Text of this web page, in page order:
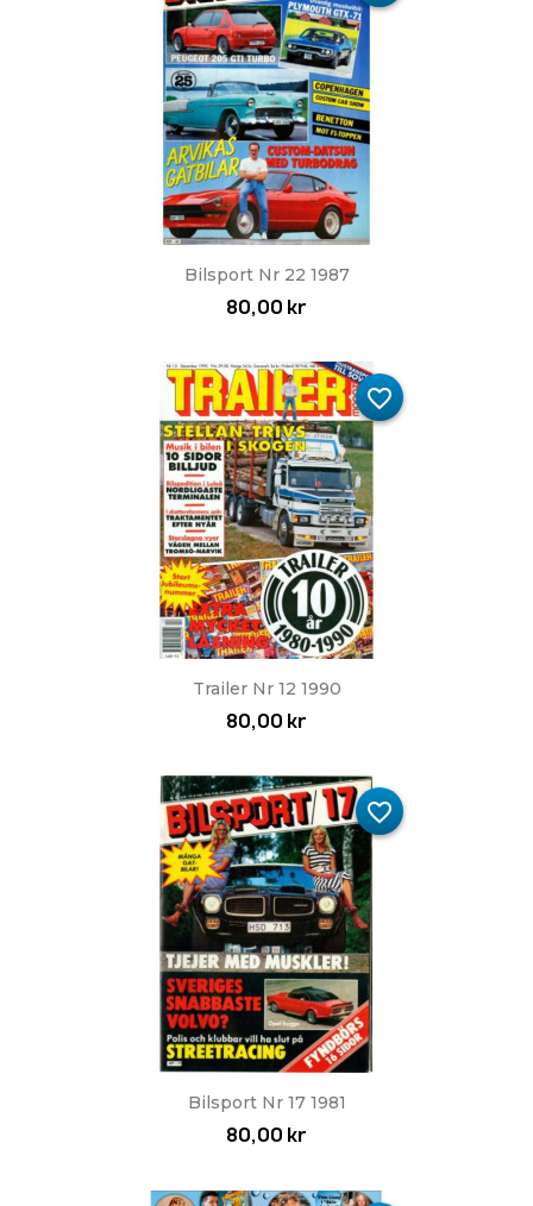
Bilsport Nr 22 1987
80,00 kr
Trailer Nr 12 1990
80,00 kr
favorite_border
Bilsport Nr 17 1981
80,00 kr
favorite_border